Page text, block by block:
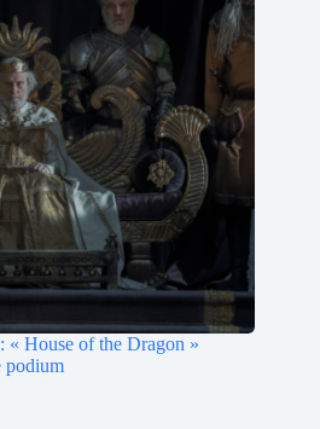
« House of the Dragon »
podium